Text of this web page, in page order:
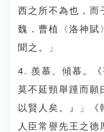
西之所不為也，而
魏．曹植〈洛神賦
聞之。」
4. 羨慕、傾慕。
莫不延頸舉踵而願
以賢人矣。』」《
人臣常譽先王之德